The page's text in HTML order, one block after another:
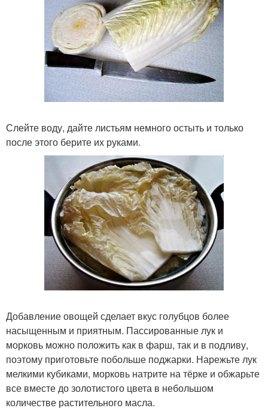
Слейте воду, дайте листьям немного остыть и только
после этого берите их руками.
Добавление овощей сделает вкус голубцов более
насыщенным и приятным. Пассированные лук и
морковь можно положить как в фарш, так и в подливу,
поэтому приготовьте побольше поджарки. Нарежьте лук
мелкими кубиками, морковь натрите на тёрке и обжарьте
все вместе до золотистого цвета в небольшом
количестве растительного масла.